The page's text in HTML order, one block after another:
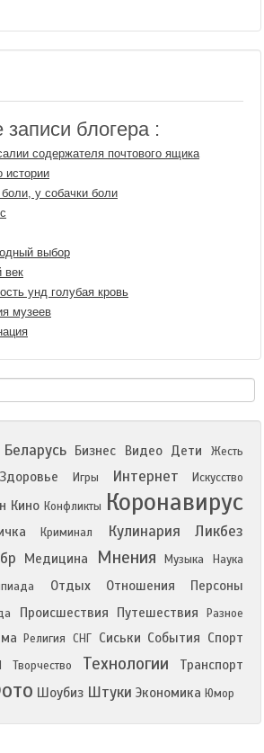
блогера :
содержателя почтового ящика
истории
боли, у собачки боли
выбор
век
унд голубая кровь
музеев
Беларусь Бизнес Видео Дети
Жесть
Здоровье Игры Интернет Искусство
Кино Конфликты Коронавирус
Криминал Кулинария Ликбез
Медицина Мнения Музыка Наука
Отдых Отношения Персоны
Происшествия Путешествия
Разное
Религия СНГ Сиськи События Спорт
Творчество Технологии Транспорт
Шоубиз Штуки Экономика Юмор